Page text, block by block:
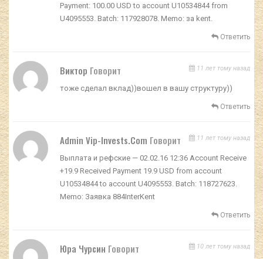
Payment: 100.00 USD to account U10534844 from
U4095553. Batch: 117928078. Memo: за kent.
Ответить
Виктор Говорит 11 лет тому назад
тоже сделал вклад))вошел в вашу структуру))
Ответить
Admin Vip-Invests.com Говорит 11 лет тому назад
Выплата и рефские — 02.02.16 12:36 Account Receive
+19.9 Received Payment 19.9 USD from account
U10534844 to account U4095553. Batch: 118727623.
Memo: Заявка 884InterKent
Ответить
Юра Чурсин Говорит 10 лет тому назад